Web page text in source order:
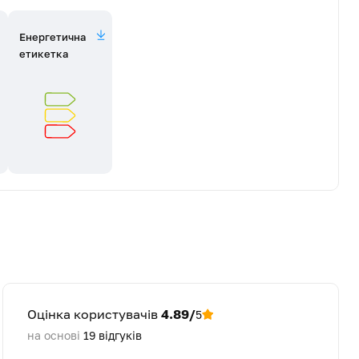
Енергетична
етикетка
Оцінка користувачів 4.89/5
на основі 19 відгуків